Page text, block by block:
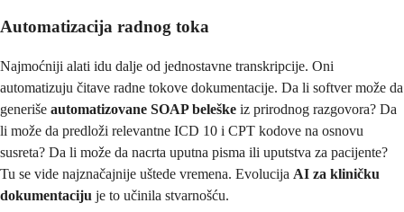
Automatizacija radnog toka
Najmoćniji alati idu dalje od jednostavne transkripcije. Oni
automatizuju čitave radne tokove dokumentacije. Da li softver može da
generiše automatizovane SOAP beleške iz prirodnog razgovora? Da
li može da predloži relevantne ICD 10 i CPT kodove na osnovu
susreta? Da li može da nacrta uputna pisma ili uputstva za pacijente?
Tu se vide najznačajnije uštede vremena. Evolucija AI za kliničku
dokumentaciju je to učinila stvarnošću.